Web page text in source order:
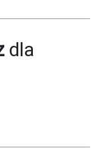
dla